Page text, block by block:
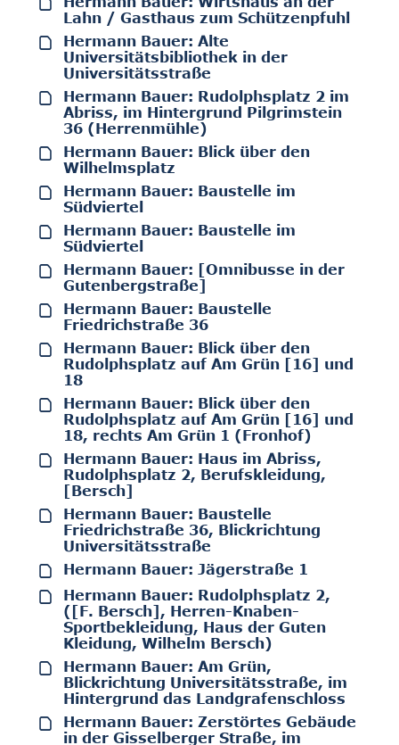
Lahn / Gasthaus zum Schützenpfuhl
Hermann Bauer: Alte
Universitätsbibliothek in der
Universitätsstraße
Hermann Bauer: Rudolphsplatz 2 im
Abriss, im Hintergrund Pilgrimstein
36 (Herrenmühle)
Hermann Bauer: Blick über den
Wilhelmsplatz
Hermann Bauer: Baustelle im
Südviertel
Hermann Bauer: Baustelle im
Südviertel
Hermann Bauer: [Omnibusse in der
Gutenbergstraße]
Hermann Bauer: Baustelle
Friedrichstraße 36
Hermann Bauer: Blick über den
Rudolphsplatz auf Am Grün [16] und
18
Hermann Bauer: Blick über den
Rudolphsplatz auf Am Grün [16] und
18, rechts Am Grün 1 (Fronhof)
Hermann Bauer: Haus im Abriss,
Rudolphsplatz 2, Berufskleidung,
[Bersch]
Hermann Bauer: Baustelle
Friedrichstraße 36, Blickrichtung
Universitätsstraße
Hermann Bauer: Jägerstraße 1
Hermann Bauer: Rudolphsplatz 2,
([F. Bersch], Herren-Knaben-
Sportbekleidung, Haus der Guten
Kleidung, Wilhelm Bersch)
Hermann Bauer: Am Grün,
Blickrichtung Universitätsstraße, im
Hintergrund das Landgrafenschloss
Hermann Bauer: Zerstörtes Gebäude
in der Gisselberger Straße, im